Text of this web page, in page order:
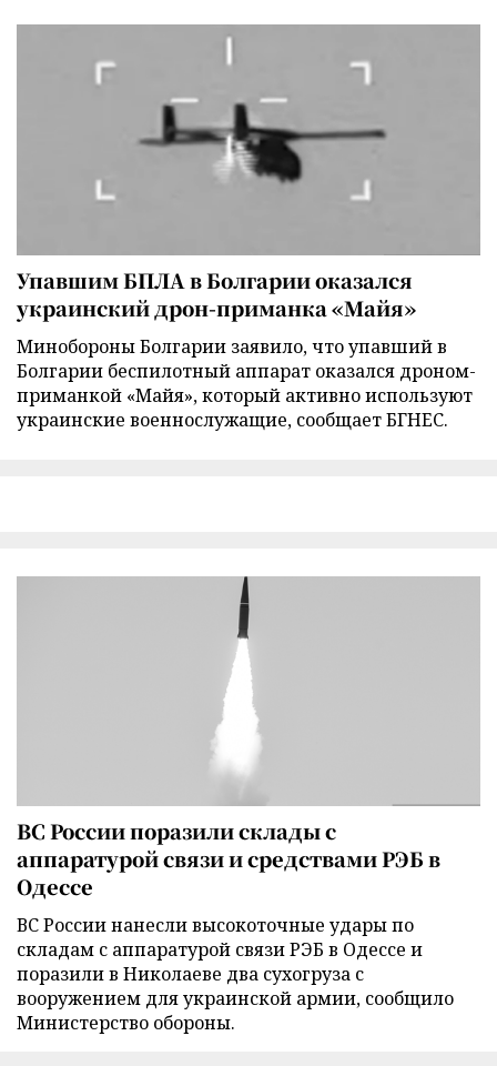
Упавшим БПЛА в Болгарии оказался
украинский дрон-приманка «Майя»
Минобороны Болгарии заявило, что упавший в
Болгарии беспилотный аппарат оказался дроном-
приманкой «Майя», который активно используют
украинские военнослужащие, сообщает БГНЕС.
ВС России поразили склады с
аппаратурой связи и средствами РЭБ в
Одессе
ВС России нанесли высокоточные удары по
складам с аппаратурой связи РЭБ в Одессе и
поразили в Николаеве два сухогруза с
вооружением для украинской армии, сообщило
Министерство обороны.